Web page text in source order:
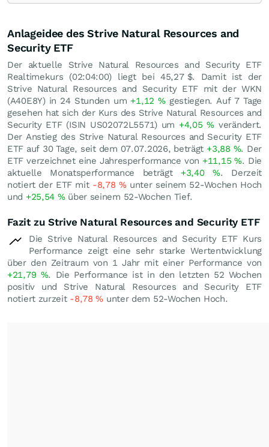
Anlageidee des Strive Natural Resources and
Security ETF
Der aktuelle Strive Natural Resources and Security ETF
Realtimekurs (02:04:00) liegt bei 45,27 $. Damit ist der
Strive Natural Resources and Security ETF mit der WKN
(A40E8Y) in 24 Stunden um +1,12%gestiegen. Auf 7 Tage
gesehen hat sich der Kurs des Strive Natural Resources and
Security ETF (ISIN US02072L5571) um +4,05% verändert.
Der Anstieg des Strive Natural Resources and Security ETF
ETF auf 30 Tage, seit dem 07.07.2026, beträgt +3,88 %. Der
ETF verzeichnet eine Jahresperformance von +11,15%. Die
aktuelle Monatsperformance beträgt +3,40%. Derzeit
notiert der ETF mit -8,78 %unter seinem 52-Wochen Hoch
und +25,54 %über seinem 52-Wochen Tief.
Fazit zu Strive Natural Resources and Security ETF
Die Strive Natural Resources and Security ETF Kurs
Performance zeigt eine sehr starke Wertentwicklung
über den Zeitraum von 1 Jahr mit einer Performance von
+21,79 %. Die Performance ist in den letzten 52 Wochen
positiv und Strive Natural Resources and Security ETF
notiert zurzeit -8,78% unter dem 52-Wochen Hoch.